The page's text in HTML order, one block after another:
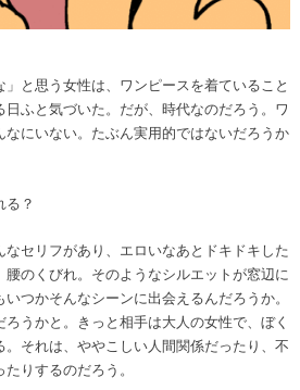
と思う女性は、ワンピースを着ていること
ふと気づいた。だが、時代なのだろう。ワ
なにいない。たぶん実用的ではないだろうか
る？
セリフがあり、エロいなあとドキドキした
のくびれ。そのようなシルエットが窓辺に
つかそんなシーンに出会えるんだろうか。
うかと。きっと相手は大人の女性で、ぼく
それは、ややこしい人間関係だったり、不
りするのだろう。